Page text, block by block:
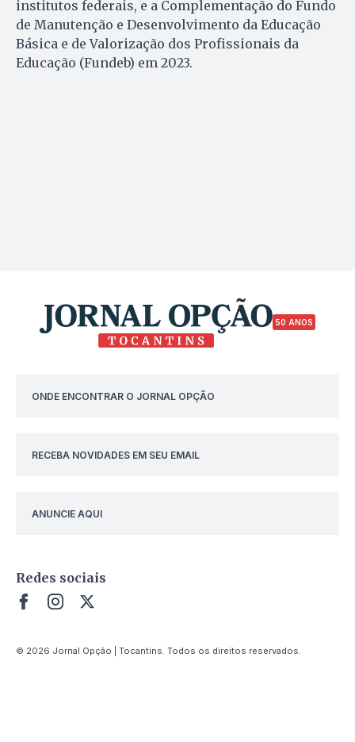
institutos federais, e a Complementação do Fundo
de Manutenção e Desenvolvimento da Educação
Básica e de Valorização dos Profissionais da
Educação (Fundeb) em 2023.
50 ANOS
ONDE ENCONTRAR O JORNAL OPÇÃO
RECEBA NOVIDADES EM SEU EMAIL
ANUNCIE AQUI
Redes sociais
© 2026 Jornal Opção | Tocantins. Todos os direitos reservados.